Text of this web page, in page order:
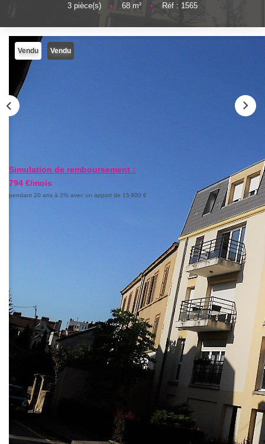
Qui Sommes-Nous
Notre Équipe
3 pièce(s) • 68 m² • Réf : 1565
Vendu Vendu
Simulation de remboursement :
794 €/mois
pendant 20 ans à 3% avec un apport de 15 900 €
METZ SABLON - APPARTEMENT 3 PIECES BALCON
GARAGE -
Au coeur du Sablon, à proximité des commerces, dans une
copropriété des années 2000, situé à 10 minutes de la gare
SNCF à pied, à visiter sans tarder cet agréable
appartement traversant lumineux de 3 pièces bien tenu
comprenant :
une entrée avec rangement et un placard, une cuisine
aménagée équipée, un séjour donnant sur un balcon, un
dégagement, deux chambres, un w.c avec meuble et lave-
mains, une salle de bains carrelée,